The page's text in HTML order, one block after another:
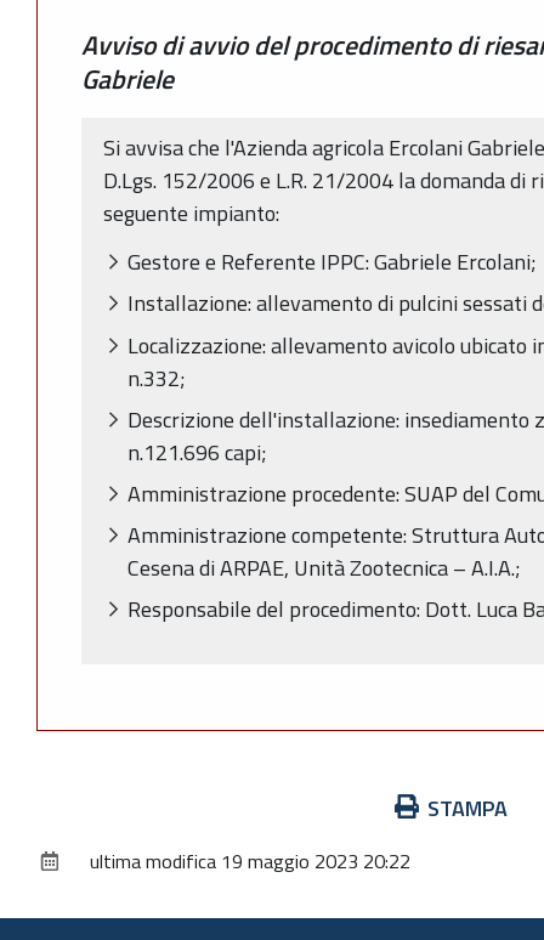
Avviso di avvio del procedimento di
Gabriele
Si avvisa che l'Azienda agricola Ercolani
D.Lgs. 152/2006 e L.R. 21/2004 la domanda di
seguente impianto:
Gestore e Referente IPPC: Gabriele Ercolani;
Installazione: allevamento di pulcini sessati
Localizzazione: allevamento avicolo ubicato
n.332;
Descrizione dell'installazione: insediamento
n.121.696 capi;
Amministrazione procedente: SUAP del
Amministrazione competente: Struttura
Cesena di ARPAE, Unità Zootecnica – A.I.A.;
Responsabile del procedimento: Dott. Luca
documento
STAMPA
ultima modifica 19 maggio 2023 20:22